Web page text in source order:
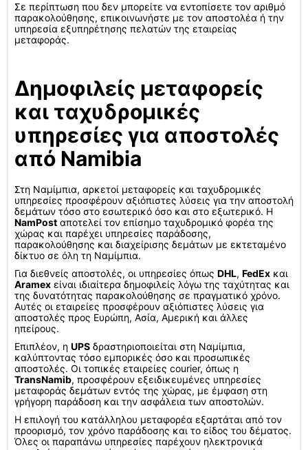
Σε περίπτωση που δεν μπορείτε να εντοπίσετε τον αριθμό
παρακολούθησης, επικοινωνήστε με τον αποστολέα ή την
υπηρεσία εξυπηρέτησης πελατών της εταιρείας
μεταφοράς.
Δημοφιλείς μεταφορείς
και ταχυδρομικές
υπηρεσίες για αποστολές
από Namibia
Στη Ναμίμπια, αρκετοί μεταφορείς και ταχυδρομικές
υπηρεσίες προσφέρουν αξιόπιστες λύσεις για την αποστολή
δεμάτων τόσο στο εσωτερικό όσο και στο εξωτερικό. Η
NamPost αποτελεί τον επίσημο ταχυδρομικό φορέα της
χώρας και παρέχει υπηρεσίες παράδοσης,
παρακολούθησης και διαχείρισης δεμάτων με εκτεταμένο
δίκτυο σε όλη τη Ναμίμπια.
Για διεθνείς αποστολές, οι υπηρεσίες όπως DHL, FedEx και
Aramex είναι ιδιαίτερα δημοφιλείς λόγω της ταχύτητας και
της δυνατότητας παρακολούθησης σε πραγματικό χρόνο.
Αυτές οι εταιρείες προσφέρουν αξιόπιστες λύσεις για
αποστολές προς Ευρώπη, Ασία, Αμερική και άλλες
ηπείρους.
Επιπλέον, η UPS δραστηριοποιείται στη Ναμίμπια,
καλύπτοντας τόσο εμπορικές όσο και προσωπικές
αποστολές. Οι τοπικές εταιρείες courier, όπως η
TransNamib, προσφέρουν εξειδικευμένες υπηρεσίες
μεταφοράς δεμάτων εντός της χώρας, με έμφαση στη
γρήγορη παράδοση και την ασφάλεια των αποστολών.
Η επιλογή του κατάλληλου μεταφορέα εξαρτάται από τον
προορισμό, τον χρόνο παράδοσης και το είδος του δέματος.
Όλες οι παραπάνω υπηρεσίες παρέχουν ηλεκτρονικά